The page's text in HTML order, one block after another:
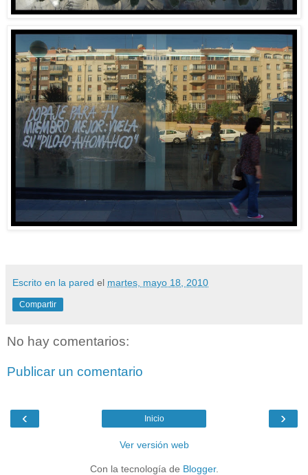
Escrito en la pared el martes, mayo 18, 2010
Compartir
No hay comentarios:
Publicar un comentario
‹ ›
Inicio
Ver versión web
Con la tecnología de Blogger.